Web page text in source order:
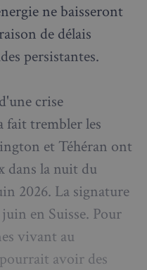
ne baisseront
de délais
persistantes.
crise
fait trembler les
et Téhéran ont
dans la nuit du
2026. La signature
en Suisse. Pour
vivant au
avoir des